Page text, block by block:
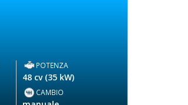
POTENZA
48 cv (35 kW)
CAMBIO